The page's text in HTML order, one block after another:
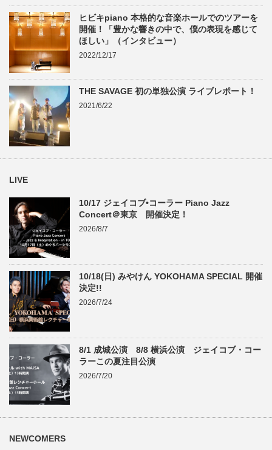
ヒビキpiano 本格的な音楽ホールでのツアーを
開催！「豊かな響きの中で、僕の表現を感じて
ほしい」（インタビュー）
2022/12/17
THE SAVAGE 初の単独公演 ライブレポート！
2021/6/22
LIVE
10/17 ジェイコブ•コーラー Piano Jazz
Concert＠東京 開催決定！
2026/8/7
10/18(日) みやけん YOKOHAMA SPECIAL 開催
決定!!
2026/7/24
8/1 成城公演 8/8 横浜公演 ジェイコブ・コー
ラーこの夏注目公演
2026/7/20
NEWCOMERS